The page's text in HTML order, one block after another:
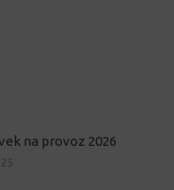
na provoz 2026